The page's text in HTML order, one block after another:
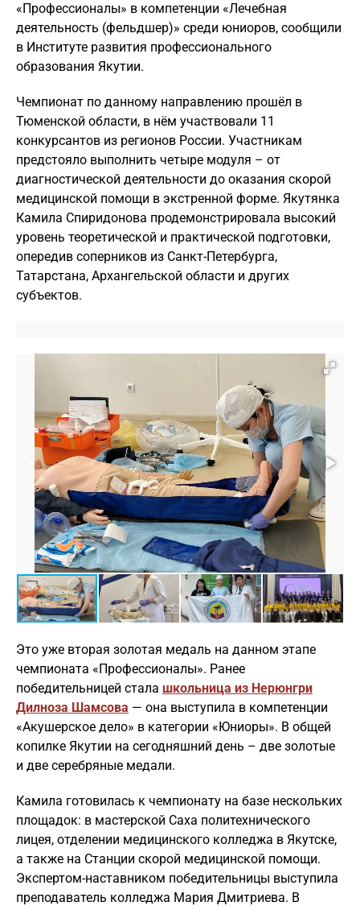
«Профессионалы» в компетенции «Лечебная
деятельность (фельдшер)» среди юниоров, сообщили
в Институте развития профессионального
образования Якутии.
Чемпионат по данному направлению прошёл в
Тюменской области, в нём участвовали 11
конкурсантов из регионов России. Участникам
предстояло выполнить четыре модуля – от
диагностической деятельности до оказания скорой
медицинской помощи в экстренной форме. Якутянка
Камила Спиридонова продемонстрировала высокий
уровень теоретической и практической подготовки,
опередив соперников из Санкт-Петербурга,
Татарстана, Архангельской области и других
субъектов.
Это уже вторая золотая медаль на данном этапе
чемпионата «Профессионалы». Ранее
победительницей стала школьница из Нерюнгри
Дилноза Шамсова — она выступила в компетенции
«Акушерское дело» в категории «Юниоры». В общей
копилке Якутии на сегодняшний день – две золотые
и две серебряные медали.
Камила готовилась к чемпионату на базе нескольких
площадок: в мастерской Саха политехнического
лицея, отделении медицинского колледжа в Якутске,
а также на Станции скорой медицинской помощи.
Экспертом-наставником победительницы выступила
преподаватель колледжа Мария Дмитриева. В